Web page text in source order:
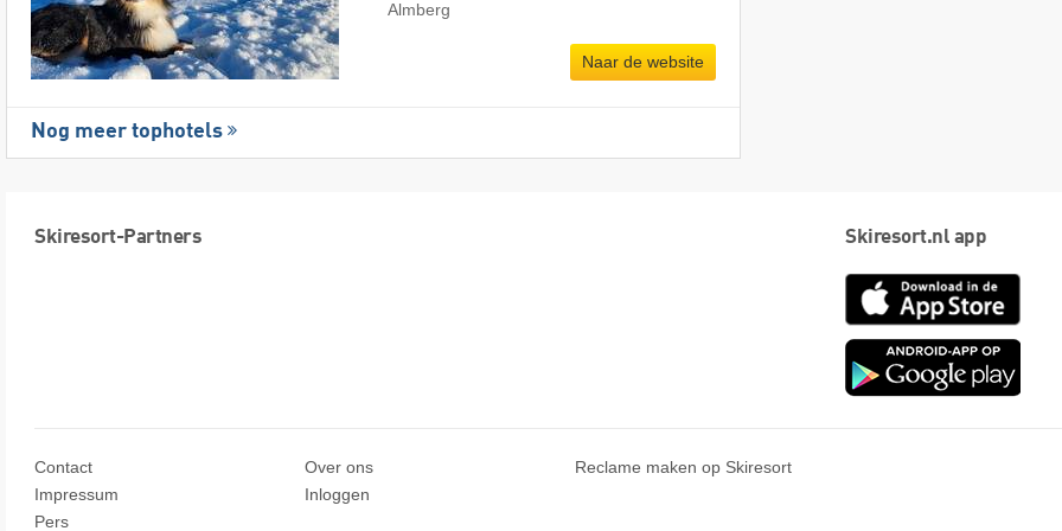
Almberg
Naar de website
Nog meer tophotels
Skiresort-Partners Skiresort.nl app
App
Contact
Impressum
Pers
Over ons
Inloggen
Reclame maken op Skiresort